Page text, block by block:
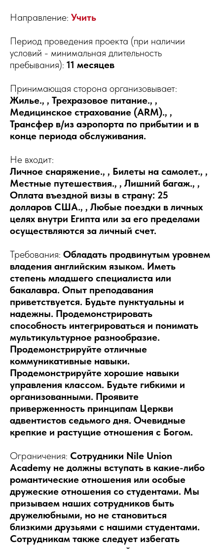
Направление: Учить
Период проведения проекта (при наличии
условий - минимальная длительность
пребывания): 11 месяцев
Принимающая сторона организовывает:
Жилье., , Трехразовое питание., ,
Медицинское страхование (ARM)., ,
Трансфер в/из аэропорта по прибытии и в
конце периода обслуживания.
Не входит:
Личное снаряжение., , Билеты на самолет., ,
Местные путешествия., , Лишний багаж., ,
Оплата въездной визы в страну: 25
долларов США., , Любые поездки в личных
целях внутри Египта или за его пределами
осуществляются за личный счет.
Требования: Обладать продвинутым уровнем
владения английским языком. Иметь
степень младшего специалиста или
бакалавра. Опыт преподавания
приветствуется. Будьте пунктуальны и
надежны. Продемонстрировать
способность интегрироваться и понимать
мультикультурное разнообразие.
Продемонстрируйте отличные
коммуникативные навыки.
Продемонстрируйте хорошие навыки
управления классом. Будьте гибкими и
организованными. Проявите
приверженность принципам Церкви
адвентистов седьмого дня. Очевидные
крепкие и растущие отношения с Богом.
Ограничения: Сотрудники Nile Union
Academy не должны вступать в какие-либо
романтические отношения или особые
дружеские отношения со студентами. Мы
призываем наших сотрудников быть
дружелюбными, но не становиться
близкими друзьями с нашими студентами.
Сотрудникам также следует избегать